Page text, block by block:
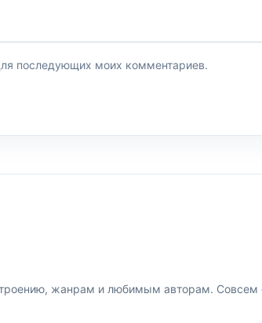
последующих моих комментариев.
жанрам и любимым авторам. Совсем